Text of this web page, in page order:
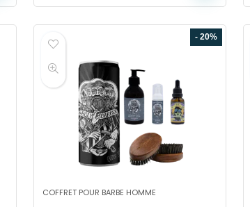
- 20%
COFFRET POUR BARBE HOMME